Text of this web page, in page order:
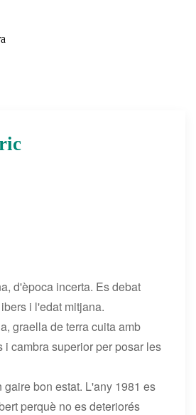
d'època incerta. Es debat
i l'edat mitjana.
graella de terra cuita amb
i cambra superior per posar les
gaire bon estat. L'any 1981 es
perquè no es deteriorés